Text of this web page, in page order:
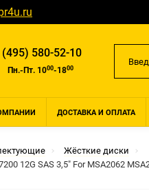
(495) 580-52-10
Пн.-Пт. 1000-1800
ДОСТАВКА И ОПЛАТА
Жёсткие диски
12G SAS 3,5" For MSA2062